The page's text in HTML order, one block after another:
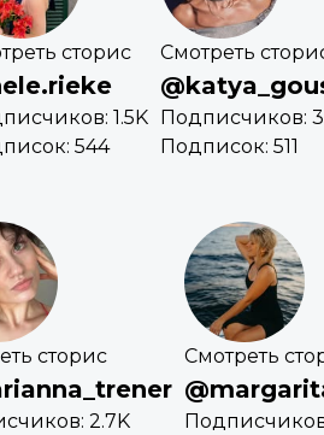
сторис
1.5K
544
Смотреть
Подписчиков:
Подписок: 511
сторис
2.7K
Смотреть